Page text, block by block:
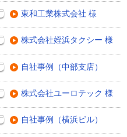
東和工業株式会社 様
株式会社姪浜タクシー 様
自社事例（中部支店）
株式会社ユーロテック 様
自社事例（横浜ビル）